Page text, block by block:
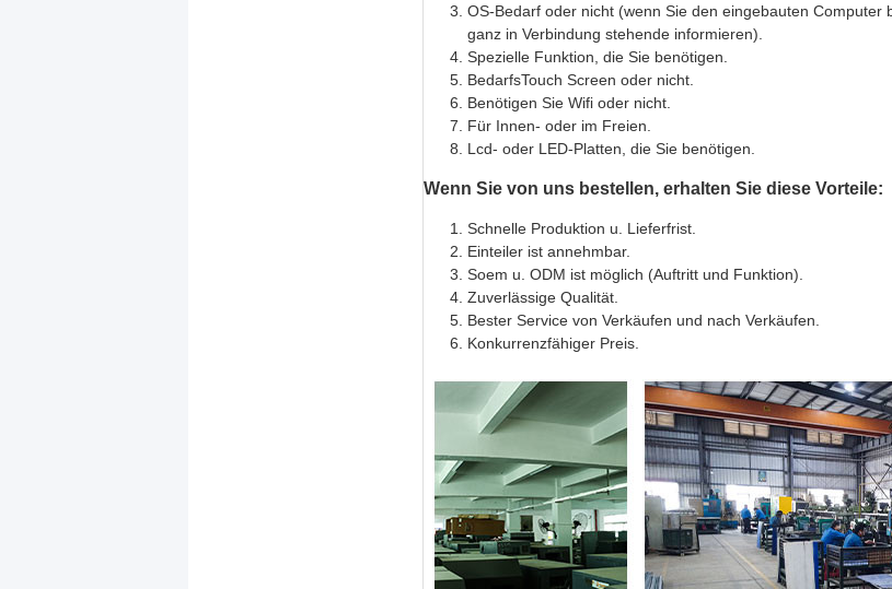
OS-Bedarf oder nicht (wenn Sie den eingebauten
ganz in Verbindung stehende informieren).
Spezielle Funktion, die Sie benötigen.
BedarfsTouch Screen oder nicht.
Benötigen Sie Wifi oder nicht.
Für Innen- oder im Freien.
Lcd- oder LED-Platten, die Sie benötigen.
Wenn Sie von uns bestellen, erhalten Sie diese Vorteile:
Schnelle Produktion u. Lieferfrist.
Einteiler ist annehmbar.
Soem u. ODM ist möglich (Auftritt und Funktion).
Zuverlässige Qualität.
Bester Service von Verkäufen und nach Verkäufen.
Konkurrenzfähiger Preis.